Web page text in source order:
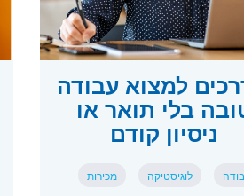
דרכים למצוא עבודה
בלי תואר או
ניסיון קודם
לוגיסטיקה מכירות